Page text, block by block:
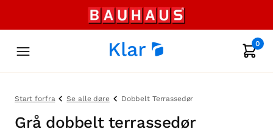
0
Start forfra Se alle døre Dobbelt Terrassedør
Grå dobbelt terrassedør